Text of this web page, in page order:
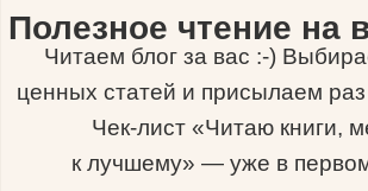
Полезное чтение на
Читаем блог за вас :-)
ценных статей и присылаем
Чек-лист «Читаю книги,
к лучшему» — уже в